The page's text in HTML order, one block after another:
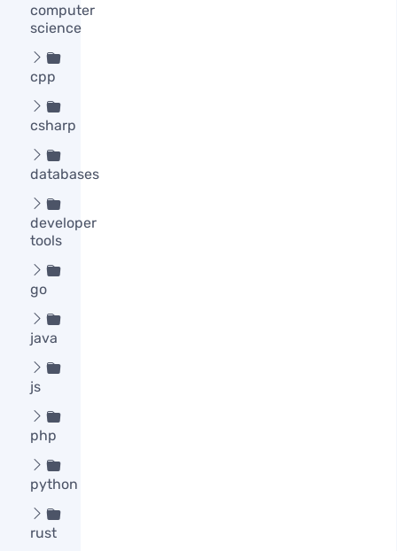
computer
science

cpp

csharp

databases

developer
tools

go

java

js

php

python

rust